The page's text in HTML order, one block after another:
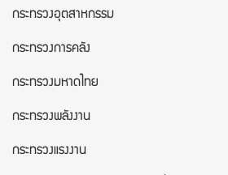
กระทรวงอุตสาหกรรม
กระทรวงการคลัง
กระทรวงมหาดไทย
กระทรวงพลังงาน
กระทรวงแรงงาน